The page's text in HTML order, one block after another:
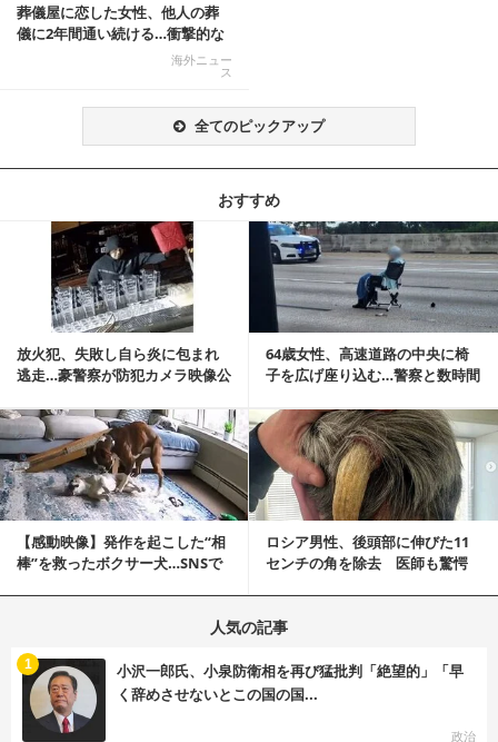
葬儀屋に恋した女性、他人の葬
儀に2年間通い続ける…衝撃的な
海外ニュー
ス
全てのピックアップ
おすすめ
放火犯、失敗し自ら炎に包まれ
逃走…豪警察が防犯カメラ映像公
64歳女性、高速道路の中央に椅
子を広げ座り込む…警察と数時間
記事を読む
【感動映像】発作を起こした“相
棒”を救ったボクサー犬…SNSで
ロシア男性、後頭部に伸びた11
センチの角を除去 医師も驚愕
記事を読む
人気の記事
小沢一郎氏、小泉防衛相を再び猛批判「絶望的」「早
く辞めさせないとこの国の国...
政治
1